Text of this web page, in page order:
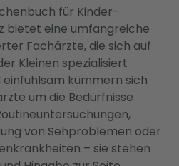
für Kinder-
bietet eine umfangreiche
Fachärzte, die sich auf
Kleinen spezialisiert
kümmern sich
um die Bedürfnisse
von Sehproblemen oder
– sie stehen